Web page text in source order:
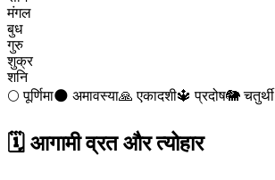
मंगल
बुध
गुरु
शुक्र
शनि
🌕पूर्णिमा🌑 अमावस्या🙏एकादशी🔱प्रदोष🐘चतुर्थी
🗓️ आगामी व्रत और त्योहार